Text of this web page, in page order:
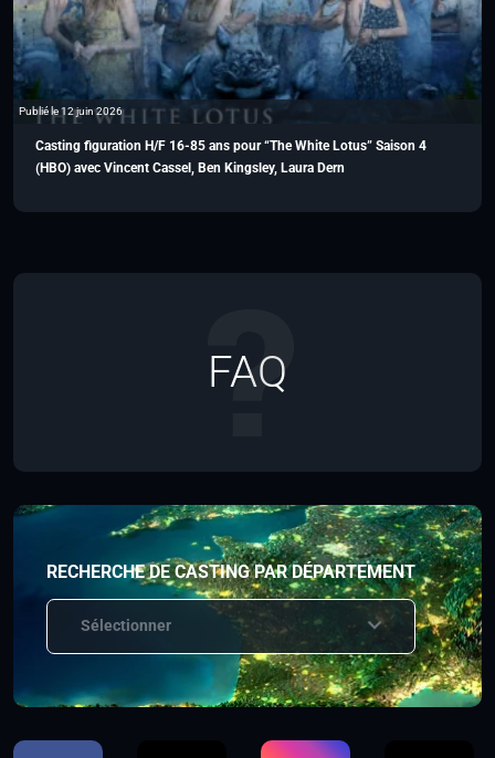
Publié le 12 juin 2026
Casting figuration H/F 16-85 ans pour “The White Lotus” Saison 4
(HBO) avec Vincent Cassel, Ben Kingsley, Laura Dern
FAQ
RECHERCHE DE CASTING PAR DÉPARTEMENT
Sélectionner